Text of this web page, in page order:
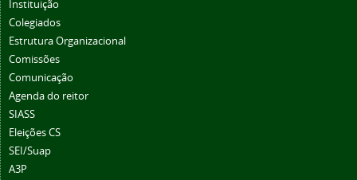
Instituição
Colegiados
Estrutura Organizacional
Comissões
Comunicação
Agenda do reitor
SIASS
Eleições CS
SEI/Suap
A3P